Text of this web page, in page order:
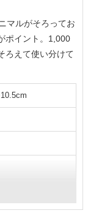
マルがそろってお
ポイント。1,000
ろえて使い分けて
ー1